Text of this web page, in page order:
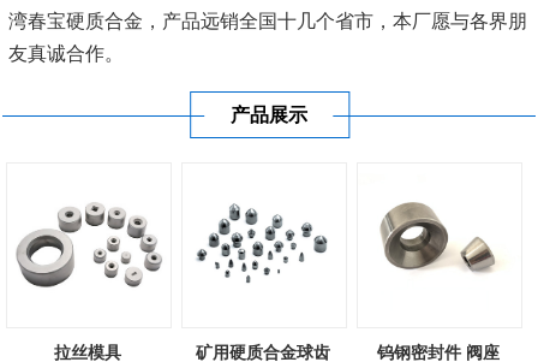
湾春宝硬质合金，产品远销全国十几个省市，本厂愿与各界朋
友真诚合作。
公司秉承“顾客至上，锐意进取”的经营理念，坚持“客户至
产品展示
拉丝模具 矿用硬质合金球齿 钨钢密封件 阀座